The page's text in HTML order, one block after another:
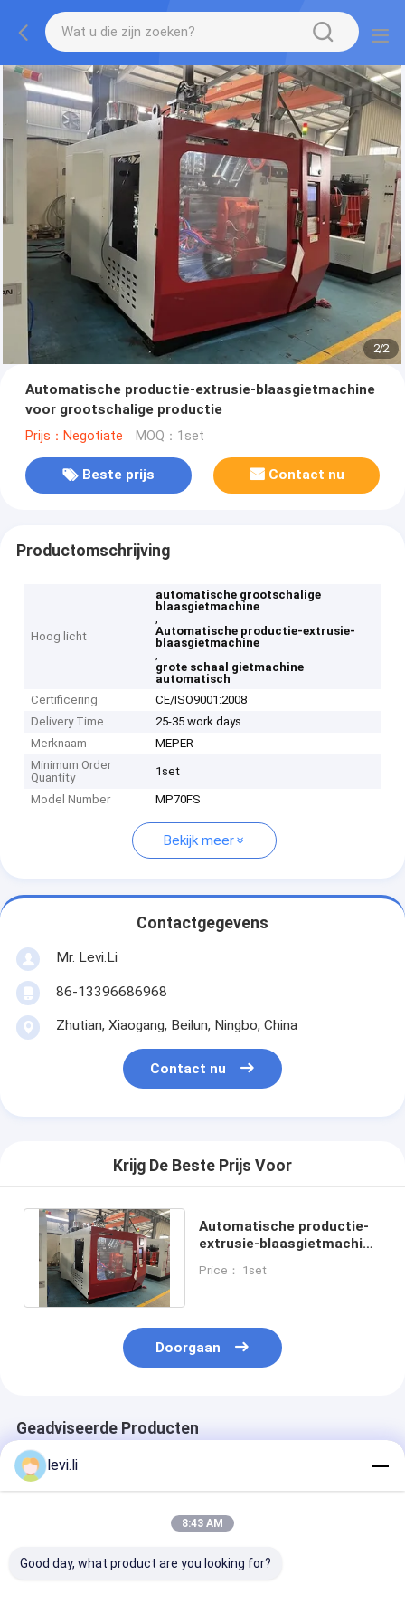
2/2
Automatische productie-extrusie-blaasgietmachine
voor grootschalige productie
Prijs：Negotiate MOQ：1set
Beste prijs Contact nu
Productomschrijving
Hoog licht
automatische grootschalige
blaasgietmachine
,
Automatische productie-extrusie-
blaasgietmachine
,
grote schaal gietmachine
automatisch
Certificering
CE/ISO9001:2008
Delivery Time
25-35 work days
Merknaam
MEPER
Minimum Order
Quantity
1set
Model Number MP70FS
Bekijk meer
Contactgegevens
Mr. Levi.Li
86-13396686968
Zhutian, Xiaogang, Beilun, Ningbo, China
Contact nu
Krijg De Beste Prijs Voor
Automatische productie-
extrusie-blaasgietmachine
productie
Price： 1set
Doorgaan
Geadviseerde Producten
levi.li
8:43 AM
Good day, what product are you looking for?